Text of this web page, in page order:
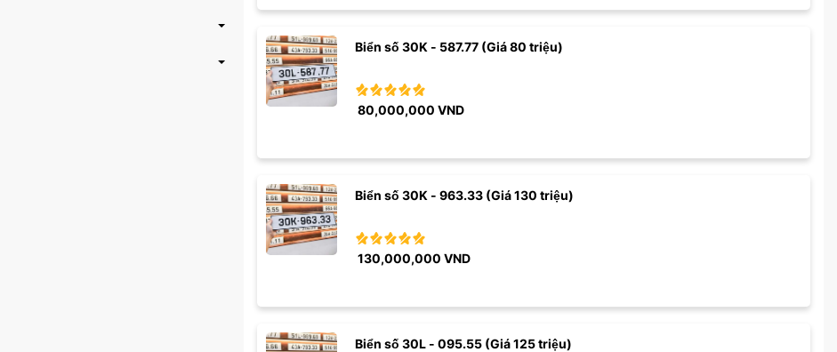
Biển số 30K - 587.77 (Giá 80 triệu)
80,000,000 VND
Biển số 30K - 963.33 (Giá 130 triệu)
130,000,000 VND
Biển số 30L - 095.55 (Giá 125 triệu)